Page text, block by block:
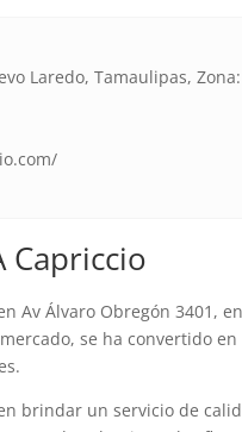
Laredo, Tamaulipas,
Capriccio
Av Álvaro Obregón 3401,
se ha convertido
brindar un servicio de